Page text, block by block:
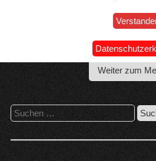
Wohnmobil Reiseblog
Weiter zum
Suchen
nach: